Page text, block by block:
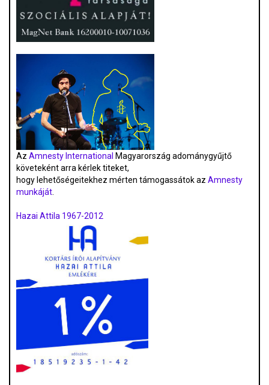
Az Amnesty International Magyarország adománygyűjtő
követeként arra kérlek titeket,
hogy lehetőségeitekhez mérten támogassátok az Amnesty
munkáját.
Hazai Attila 1967-2012